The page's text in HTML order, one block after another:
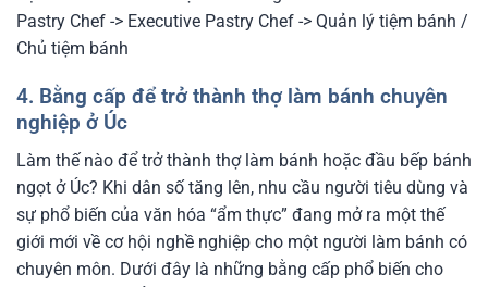
Pastry Chef -> Executive Pastry Chef -> Quản lý tiệm bánh /
Chủ tiệm bánh
4. Bằng cấp để trở thành thợ làm bánh chuyên
nghiệp ở Úc
Làm thế nào để trở thành thợ làm bánh hoặc đầu bếp bánh
ngọt ở Úc? Khi dân số tăng lên, nhu cầu người tiêu dùng và
sự phổ biến của văn hóa “ẩm thực” đang mở ra một thế
giới mới về cơ hội nghề nghiệp cho một người làm bánh có
chuyên môn. Dưới đây là những bằng cấp phổ biến cho